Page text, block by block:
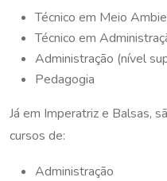
Técnico em Meio
Técnico em
Administração (nível
Pedagogia
Já em Imperatriz e Balsas,
cursos de:
Administração